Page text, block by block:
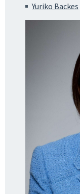
Yuriko Backes